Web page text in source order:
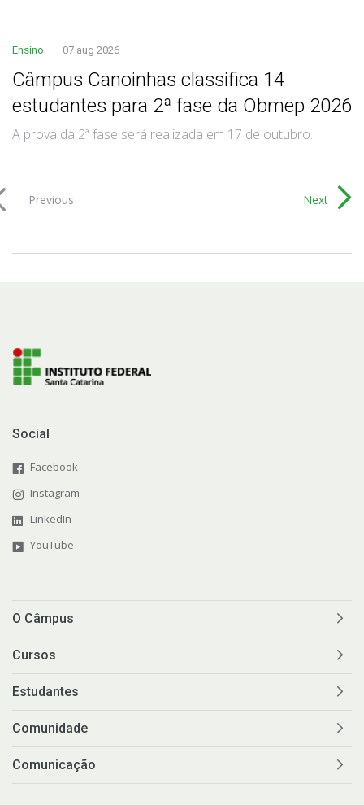
Ensino 07 aug 2026
Câmpus Canoinhas classifica 14
estudantes para 2ª fase da Obmep 2026
A prova da 2ª fase será realizada em 17 de outubro.
Previous Next
Social
Facebook
Instagram
LinkedIn
YouTube
O Câmpus
Cursos
Estudantes
Comunidade
Comunicação